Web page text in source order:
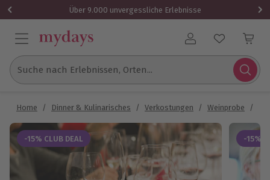
Über 9.000 unvergessliche Erlebnisse
Benutzerkonto
Suche nach Erlebnissen, Orten...
Home / Dinner & Kulinarisches / Verkostungen / Weinprobe /
-15% CLUB DEAL -15%